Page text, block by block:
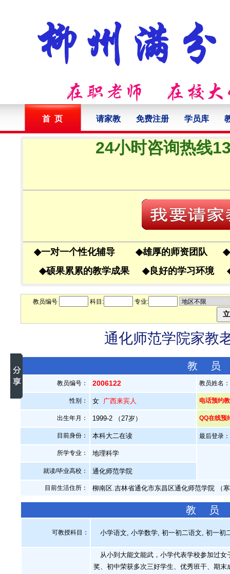
首 页 请家教 免费注册 学员库
24小时咨询热线
◆一对一个性化辅导 ◆雄厚的师资团队 ◆
◆硕果累累的教学成果 ◆良好的学习环境
教员编号 科目: 专业:
通化师范学院家教
教
教员编号： 2006122 教员姓名
性别： 女 广西来宾人 电话预约
出生年月： 1999-2 （27岁） QQ在线预
目前身份： 本科大二在读 最后登录
所学专业： 地理科学
就读/毕业高校： 通化师范学院
目前生活住所： 柳南区.吉林省通化市东昌区通化师范学院 （
教 员
可教授科目： 小学语文, 小学数学, 初一初二语文, 初一初
从小到大能文能武，小学代表学校参加过女
奖、初中荣获多次三好学生、优秀班干、期